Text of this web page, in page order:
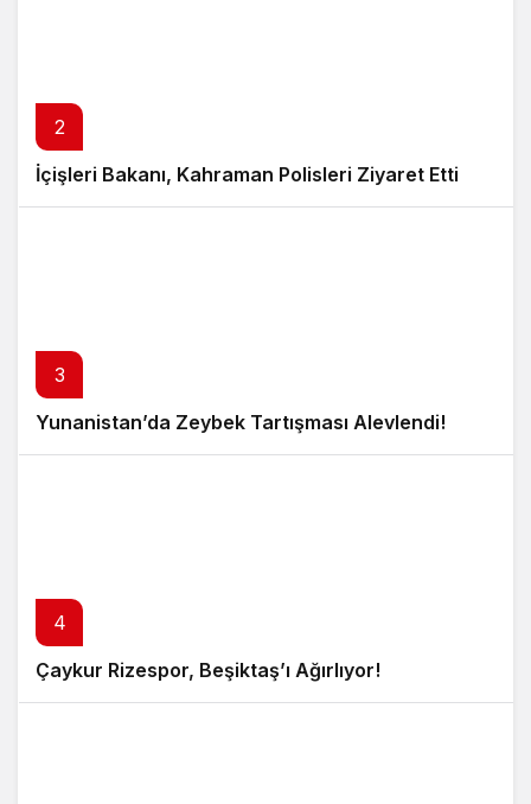
2
İçişleri Bakanı, Kahraman Polisleri Ziyaret Etti
3
Yunanistan’da Zeybek Tartışması Alevlendi!
4
Çaykur Rizespor, Beşiktaş’ı Ağırlıyor!